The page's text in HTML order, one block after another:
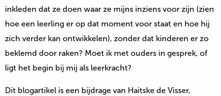
inkleden dat ze doen waar ze mijns inziens voor zijn (zien
hoe een leerling er op dat moment voor staat en hoe hij
zich verder kan ontwikkelen), zonder dat kinderen er zo
beklemd door raken? Moet ik met ouders in gesprek, of
ligt het begin bij mij als leerkracht?
Dit blogartikel is een bijdrage van Haitske de Visser,